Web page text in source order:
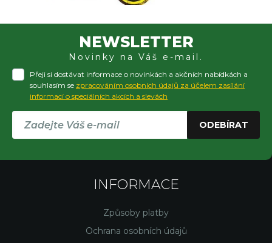
NEWSLETTER
Novinky na Váš e-mail.
Přeji si dostávat informace o novinkách a akčních nabídkách a
souhlasím se zpracováním osobních údajů za účelem zasílání
informací o speciálních akcích a slevách
ODEBÍRAT
INFORMACE
Způsoby platby
Ochrana osobních údajů